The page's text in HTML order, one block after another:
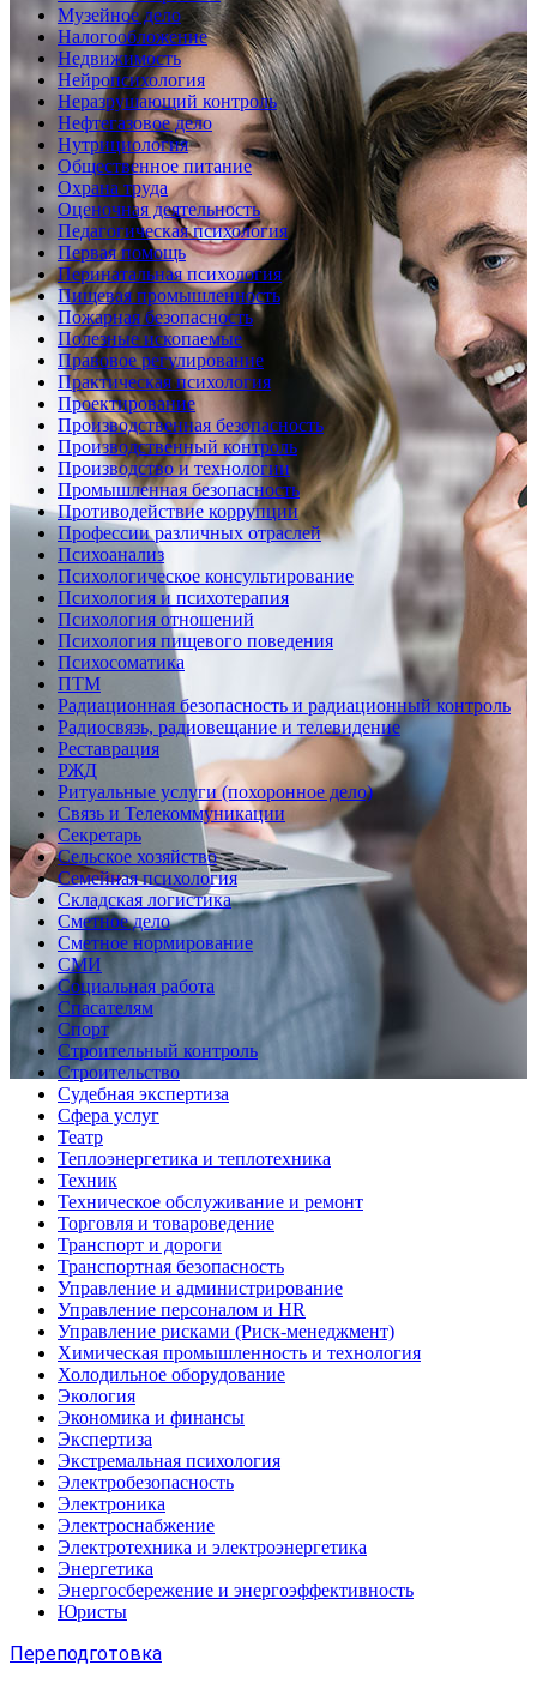
Музейное дело
Налогообложение
Недвижимость
Нейропсихология
Неразрушающий контроль
Нефтегазовое дело
Нутрициология
Общественное питание
Охрана труда
Оценочная деятельность
Педагогическая психология
Первая помощь
Перинатальная психология
Пищевая промышленность
Пожарная безопасность
Полезные ископаемые
Правовое регулирование
Практическая психология
Проектирование
Производственная безопасность
Производственный контроль
Производство и технологии
Промышленная безопасность
Противодействие коррупции
Профессии различных отраслей
Психоанализ
Психологическое консультирование
Психология и психотерапия
Психология отношений
Психология пищевого поведения
Психосоматика
ПТМ
Радиационная безопасность и радиационный контроль
Радиосвязь, радиовещание и телевидение
Реставрация
РЖД
Ритуальные услуги (похоронное дело)
Связь и Телекоммуникации
Секретарь
Сельское хозяйство
Семейная психология
Складская логистика
Сметное дело
Сметное нормирование
СМИ
Социальная работа
Спасателям
Спорт
Строительный контроль
Строительство
Судебная экспертиза
Сфера услуг
Театр
Теплоэнергетика и теплотехника
Техник
Техническое обслуживание и ремонт
Торговля и товароведение
Транспорт и дороги
Транспортная безопасность
Управление и администрирование
Управление персоналом и HR
Управление рисками (Риск-менеджмент)
Химическая промышленность и технология
Холодильное оборудование
Экология
Экономика и финансы
Экспертиза
Экстремальная психология
Электробезопасность
Электроника
Электроснабжение
Электротехника и электроэнергетика
Энергетика
Энергосбережение и энергоэффективность
Юристы
Переподготовка